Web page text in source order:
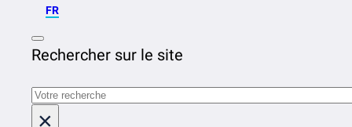
FR
Rechercher sur le site
Rechercher
×